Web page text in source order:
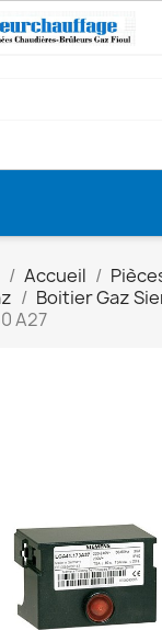
Accueil
Boitier Gaz
A27